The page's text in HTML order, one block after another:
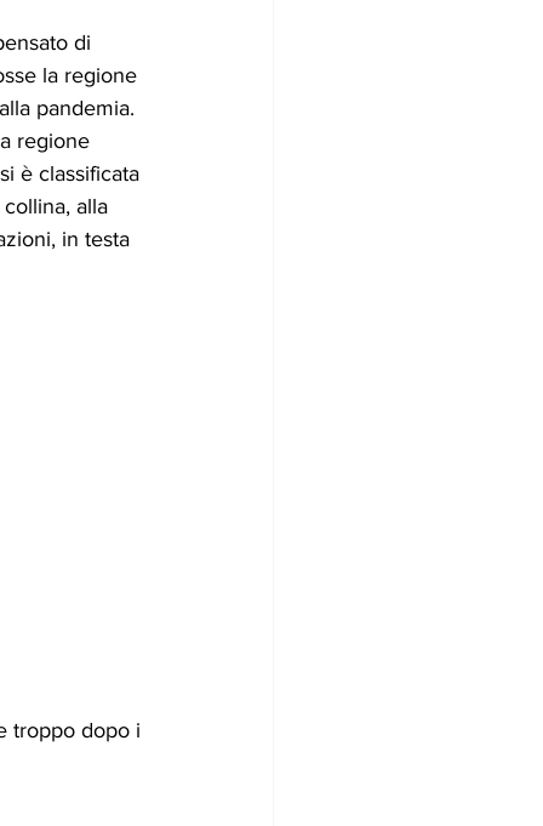
di
la regione
pandemia.
regione
è classificata
alla
in testa
troppo dopo i